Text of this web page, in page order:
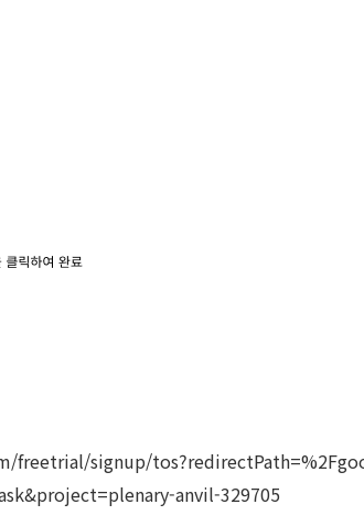
freetrial/signup/
anvil-329705